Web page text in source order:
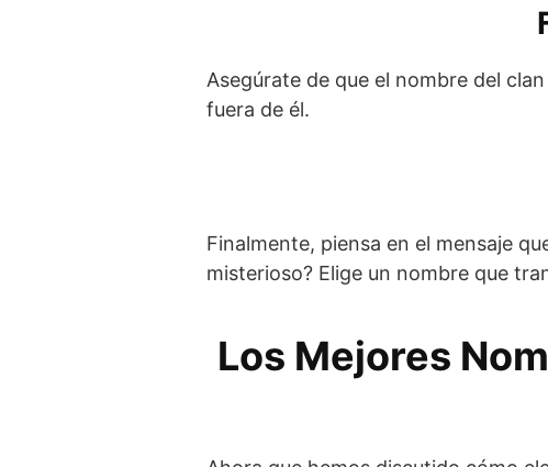
Asegúrate de que el nombre del
fuera de él.
Finalmente, piensa en el mensaje
misterioso? Elige un nombre que
Los Mejores